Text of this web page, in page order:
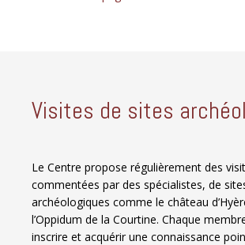
Visites de sites
Le Centre propose régulièrement des
commentées par des spécialistes, de
archéologiques comme le château
l’Oppidum de la Courtine. Chaque
inscrire et acquérir une connaissance